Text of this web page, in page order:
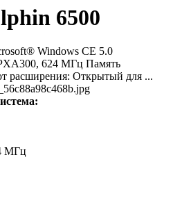
6500
Windows CE 5.0
624 МГц Память
расширения: Открытый для ...
МГц